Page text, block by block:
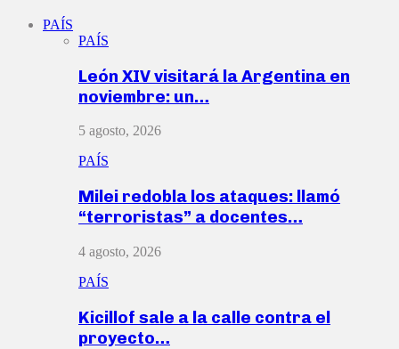
PAÍS
PAÍS
León XIV visitará la Argentina en
noviembre: un…
5 agosto, 2026
PAÍS
Milei redobla los ataques: llamó
“terroristas” a docentes…
4 agosto, 2026
PAÍS
Kicillof sale a la calle contra el
proyecto…